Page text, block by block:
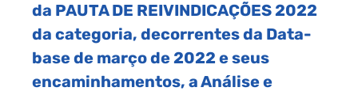
da PAUTA DE REIVINDICAÇÕES 2022
da categoria, decorrentes da Data-
base de março de 2022 e seus
encaminhamentos, a Análise e